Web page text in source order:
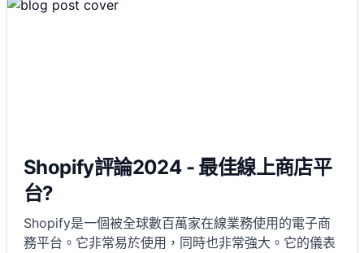
Shopify評論2024 - 最佳線上商店平
台?
Shopify是一個被全球數百萬家在線業務使用的電子商
務平台。它非常易於使用，同時也非常強大。它的儀表